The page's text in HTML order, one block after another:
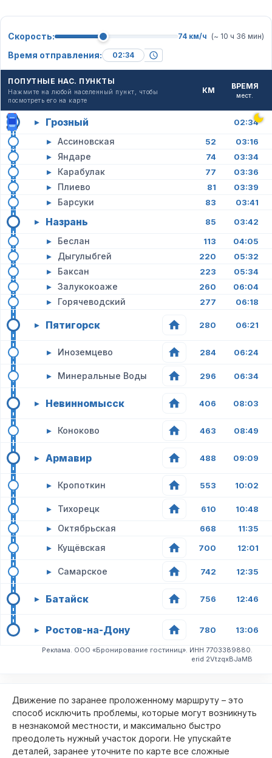
Скорость: 74 км/ч (~ 10 ч 36 мин)
Время отправления:
ПОПУТНЫЕ НАС. ПУНКТЫ
Нажмите на любой населенный пункт, чтобы
посмотреть его на карте
КМ ВРЕМЯ
мест.
▸ Грозный 02:34
▸ Ассиновская 52 03:16
▸ Яндаре 74 03:34
▸ Карабулак 77 03:36
▸ Плиево 81 03:39
▸ Барсуки 83 03:41
▸ Назрань 85 03:42
▸ Беслан 113 04:05
▸ Дыгулыбгей 220 05:32
▸ Баксан 223 05:34
▸ Залукокоаже 260 06:04
▸ Горячеводский 277 06:18
▸ Пятигорск 280 06:21
▸ Иноземцево 284 06:24
▸ Минеральные Воды 296 06:34
▸ Невинномысск 406 08:03
▸ Коноково 463 08:49
▸ Армавир 488 09:09
▸ Кропоткин 553 10:02
▸ Тихорецк 610 10:48
▸ Октябрьская 668 11:35
▸ Кущёвская 700 12:01
▸ Самарское 742 12:35
▸ Батайск 756 12:46
▸ Ростов-на-Дону 780 13:06
Реклама. ООО «Бронирование гостиниц». ИНН 7703389880.
erid 2VtzqxBJaMB
Движение по заранее проложенному маршруту – это
способ исключить проблемы, которые могут возникнуть
в незнакомой местности, и максимально быстро
преодолеть нужный участок дороги. Не упускайте
деталей, заранее уточните по карте все сложные